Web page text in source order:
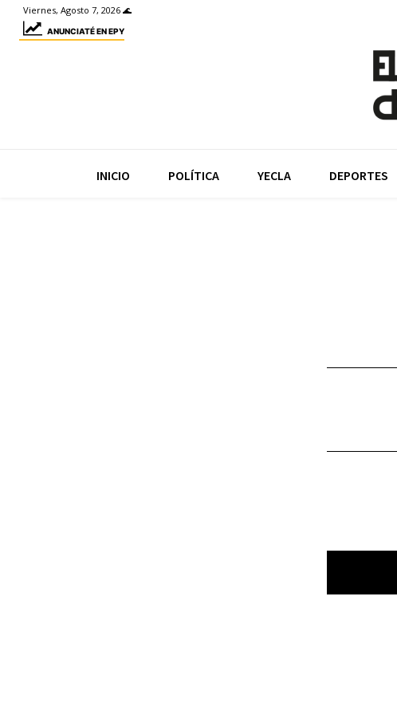
Viernes, Agosto 7, 2026 🌊
ANUNCIATÉ EN EPY
INICIO POLÍTICA YECLA DEPORTES